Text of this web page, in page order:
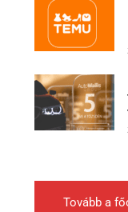
Tovább a